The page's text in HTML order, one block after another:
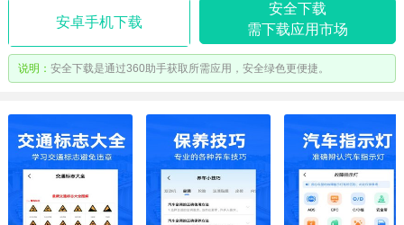
安卓手机下载
安全下载
需下载应用市场
说明： 安全下载是通过360助手获取所需应用，安全绿色更便捷。